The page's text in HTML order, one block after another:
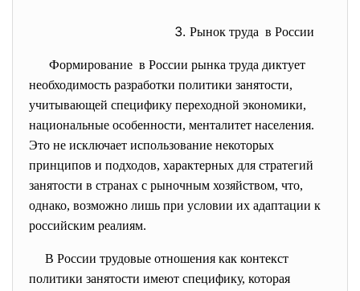
Рынок труда в России
Формирование в России рынка труда диктует
необходимость разработки политики занятости,
учитывающей специфику переходной экономики,
национальные особенности, менталитет населения.
Это не исключает использование некоторых
принципов и подходов, характерных для стратегий
занятости в странах с рыночным хозяйством, что,
однако, возможно лишь при условии их адаптации к
российским реалиям.
В России трудовые отношения как контекст
политики занятости имеют специфику, которая